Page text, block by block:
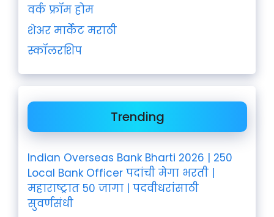
वर्क फ्रॉम होम
शेअर मार्केट मराठी
स्कॉलरशिप
Trending
Indian Overseas Bank Bharti 2026 | 250
Local Bank Officer पदांची मेगा भरती |
महाराष्ट्रात 50 जागा | पदवीधरांसाठी
सुवर्णसंधी